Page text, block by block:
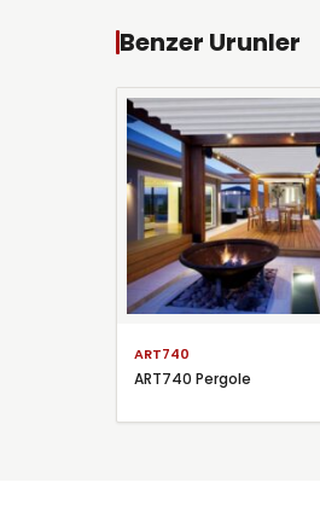
Benzer Urunler
ART740
ART740 Pergole